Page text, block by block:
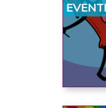
EVENTI